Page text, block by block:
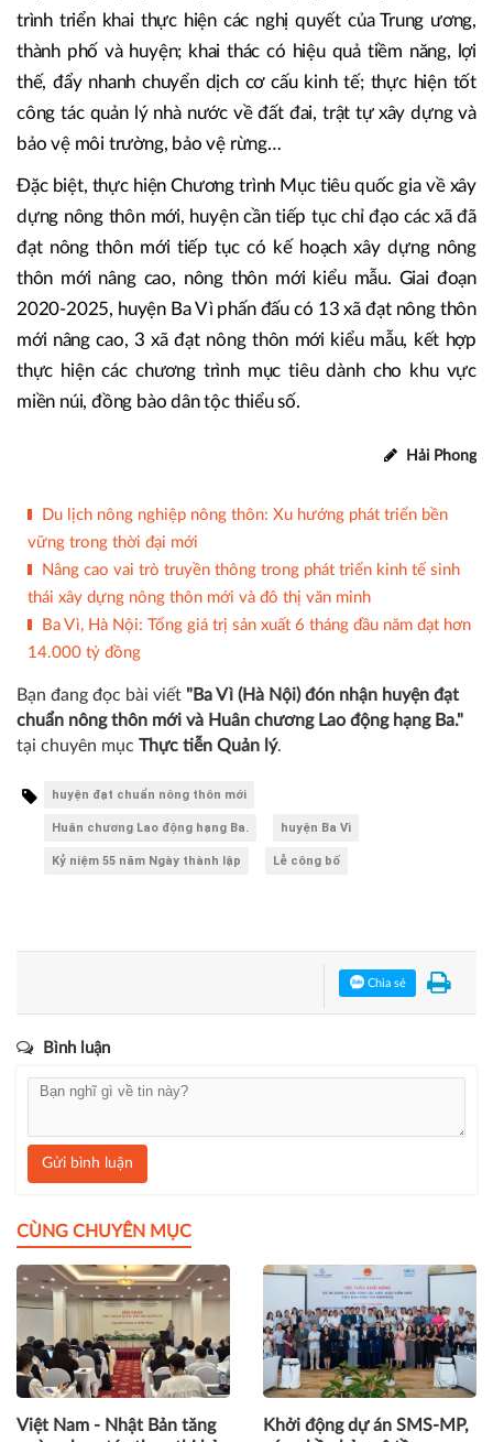
Huyện Ba Vì đón nhận Huân chương lao động hạng Ba.
Thời gian tới, huyện Ba Vì cần tiếp tục đẩy mạnh công tác
tuyên truyền, quán triệt và xây dựng kế hoạch, chương
thành phố và huyện; khai thác có hiệu quả tiềm năng, lợi
thế, đẩy nhanh chuyển dịch cơ cấu kinh tế; thực hiện tốt
công tác quản lý nhà nước về đất đai, trật tự xây dựng và
bảo vệ môi trường, bảo vệ rừng…
Đặc biệt, thực hiện Chương trình Mục tiêu quốc gia về xây
dựng nông thôn mới, huyện cần tiếp tục chỉ đạo các xã đã
đạt nông thôn mới tiếp tục có kế hoạch xây dựng nông
2020-2025, huyện Ba Vì phấn đấu có 13 xã đạt nông thôn
thực hiện các chương trình mục tiêu dành cho khu vực
miền núi, đồng bào dân tộc thiểu số.
Du lịch nông nghiệp nông thôn: Xu hướng phát triển bền
vững trong thời đại mới
Nâng cao vai trò truyền thông trong phát triển kinh tế sinh
thái xây dựng nông thôn mới và đô thị văn minh
14.000 tỷ đồng
chuẩn nông thôn mới và Huân chương Lao động hạng Ba."
huyện Ba Vì
Lễ công bố
Gửi bình luận
CÙNG CHUYÊN MỤC